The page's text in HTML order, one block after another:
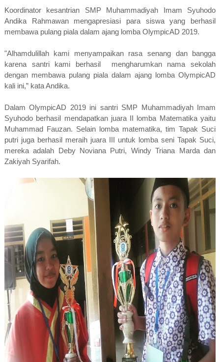
Koordinator kesantrian SMP Muhammadiyah Imam Syuhodo
Andika Rahmawan mengapresiasi para siswa yang berhasil
membawa pulang piala dalam ajang lomba OlympicAD 2019.
"Alhamdulillah kami menyampaikan rasa senang dan bangga
karena santri kami berhasil mengharumkan nama sekolah
dengan membawa pulang piala dalam ajang lomba OlympicAD
kali ini,” kata Andika.
Dalam OlympicAD 2019 ini santri SMP Muhammadiyah Imam
Syuhodo berhasil mendapatkan juara II lomba Matematika yaitu
Muhammad Fauzan. Selain lomba matematika, tim Tapak Suci
putri juga berhasil meraih juara III untuk lomba seni Tapak Suci,
mereka adalah Deby Noviana Putri, Windy Triana Marda dan
Zakiyah Syarifah.